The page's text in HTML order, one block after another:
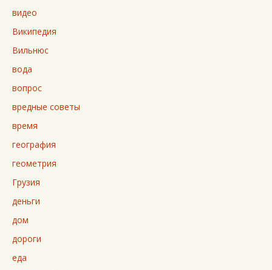
видео
Википедия
Вильнюс
вода
вопрос
вредные советы
время
география
геометрия
Грузия
деньги
дом
дороги
еда